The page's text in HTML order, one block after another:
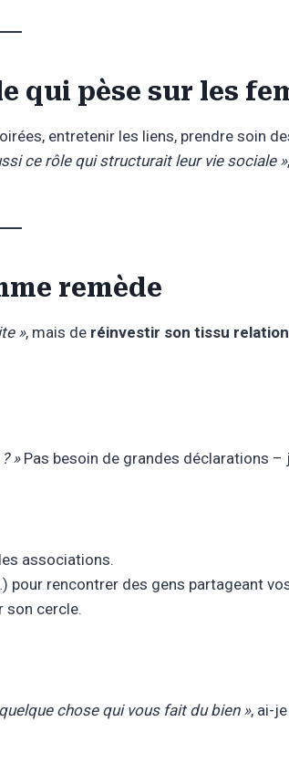
qui pèse sur les
entretenir les liens, prendre soin
ce rôle qui structurait leur vie sociale »
remède
», mais de réinvestir son tissu
»Pas besoin de grandes déclarations –
associations.
pour rencontrer des gens partageant
son cercle.
chose qui vous fait du bien », ai-